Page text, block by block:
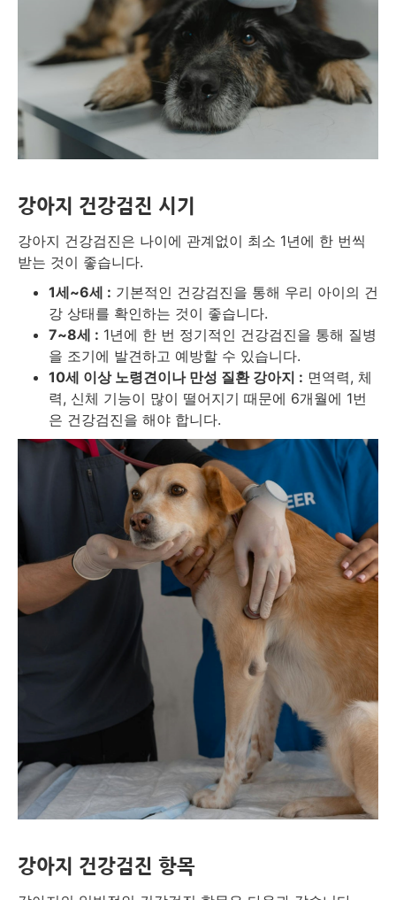
강아지 건강검진 시기
강아지 건강검진은 나이에 관계없이 최소 1년에 한 번씩
받는 것이 좋습니다.
1세~6세 : 기본적인 건강검진을 통해 우리 아이의 건
강 상태를 확인하는 것이 좋습니다.
7~8세 : 1년에 한 번 정기적인 건강검진을 통해 질병
을 조기에 발견하고 예방할 수 있습니다.
10세 이상 노령견이나 만성 질환 강아지 : 면역력, 체
력, 신체 기능이 많이 떨어지기 때문에 6개월에 1번
은 건강검진을 해야 합니다.
강아지 건강검진 항목